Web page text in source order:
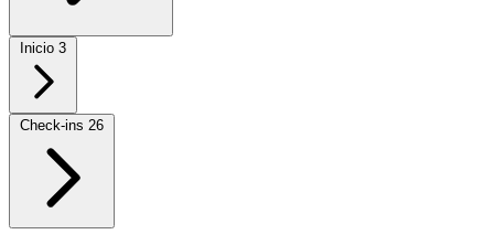
Inicio 3
Check-ins 26